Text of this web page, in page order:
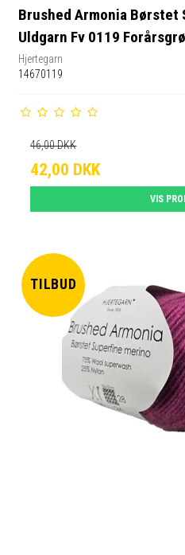
Brushed Armonia Børstet
Uldgarn Fv 0119
Hjertegarn
14670119
46,00 DKK
42,00 DKK
VIS
TILBUD